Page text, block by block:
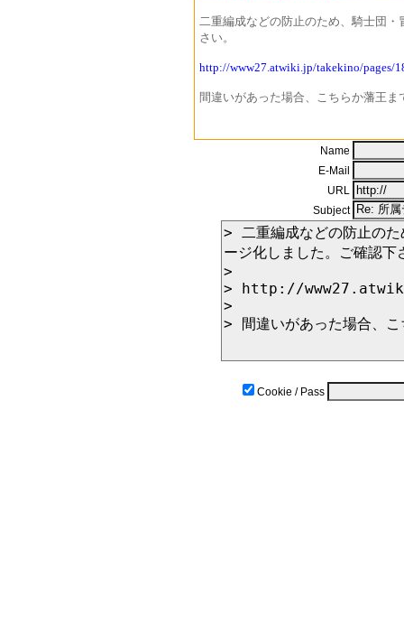
二重編成などの防止のため、騎士団
さい。
http://www27.atwiki.jp/takekino/pages/
間違いがあった場合、こちらか藩王ま
Name
E-Mail
URL
Subject
Cookie / Pass